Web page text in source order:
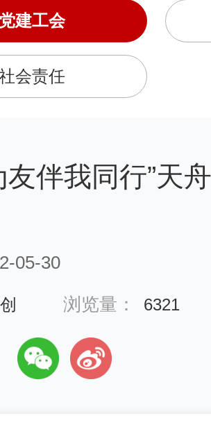
建工会
会责任
友伴我同行”天
05-30
浏览量： 6321